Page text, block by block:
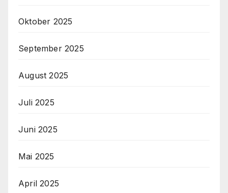
Oktober 2025
September 2025
August 2025
Juli 2025
Juni 2025
Mai 2025
April 2025